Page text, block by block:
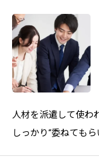
人材を派遣して使わ
しっかり“委ねても